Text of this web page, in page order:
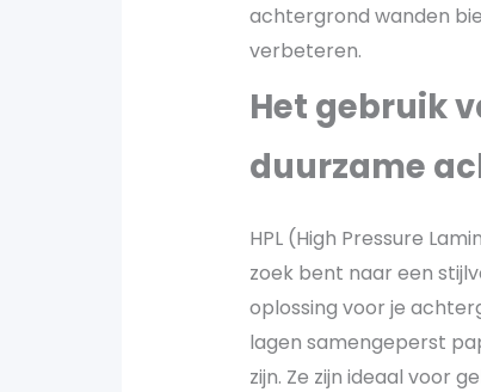
achtergrond wanden
verbeteren.
Het gebruik
duurzame
HPL (High Pressure
zoek bent naar een
oplossing voor je
lagen samengeperst
zijn. Ze zijn ideaal voor